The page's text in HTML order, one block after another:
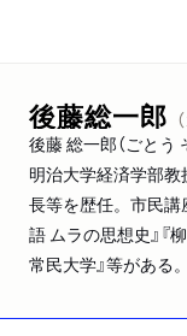
後藤総一郎
後藤 総一郎（ごとう
明治大学経済学部
長等を歴任。市民講
語 ムラの思想史』『
常民大学』等がある